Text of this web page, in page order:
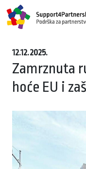
12.12.2025.
Zamrznuta
hoće EU i